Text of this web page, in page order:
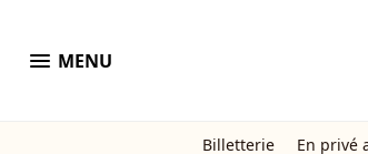
menu MENU
Billetterie En privé